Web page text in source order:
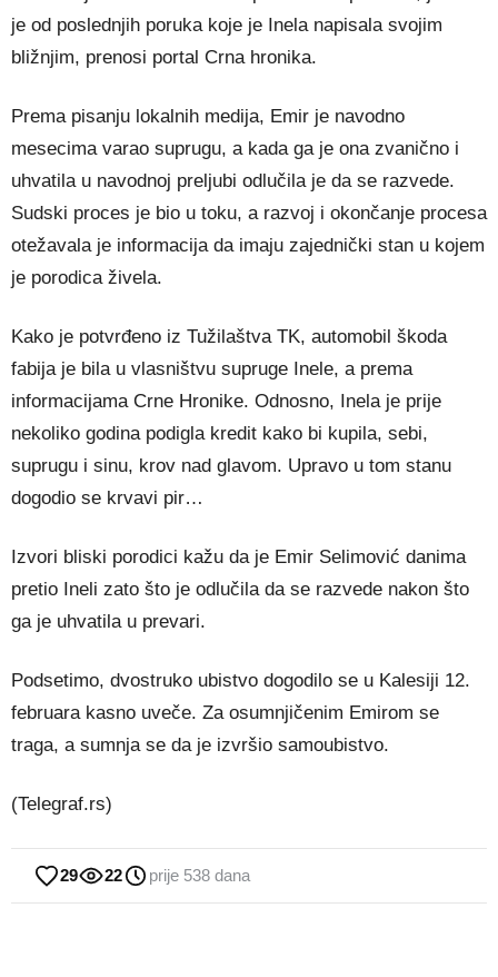
je od poslednjih poruka koje je Inela napisala svojim
bližnjim, prenosi portal Crna hronika.
Prema pisanju lokalnih medija, Еmir je navodno
mesecima varao suprugu, a kada ga je ona zvanično i
uhvatila u navodnoj preljubi odlučila je da se razvede.
Sudski proces je bio u toku, a razvoj i okončanje procesa
otežavala je informacija da imaju zajednički stan u kojem
je porodica živela.
Kako je potvrđeno iz Tužilaštva TK, automobil škoda
fabija je bila u vlasništvu supruge Inele, a prema
informacijama Crne Hronike. Odnosno, Inela je prije
nekoliko godina podigla kredit kako bi kupila, sebi,
suprugu i sinu, krov nad glavom. Upravo u tom stanu
dogodio se krvavi pir…
Izvori bliski porodici kažu da je Emir Selimović danima
pretio Ineli zato što je odlučila da se razvede nakon što
ga je uhvatila u prevari.
Podsetimo, dvostruko ubistvo dogodilo se u Kalesiji 12.
februara kasno uveče. Za osumnjičenim Emirom se
traga, a sumnja se da je izvršio samoubistvo.
(Telegraf.rs)
29 22 prije 538 dana